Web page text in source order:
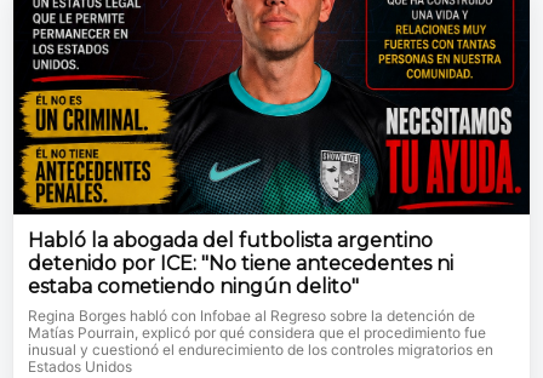
Habló la abogada del futbolista argentino
detenido por ICE: "No tiene antecedentes ni
estaba cometiendo ningún delito"
Regina Borges habló con Infobae al Regreso sobre la detención de
Matías Pourrain, explicó por qué considera que el procedimiento fue
inusual y cuestionó el endurecimiento de los controles migratorios en
Estados Unidos